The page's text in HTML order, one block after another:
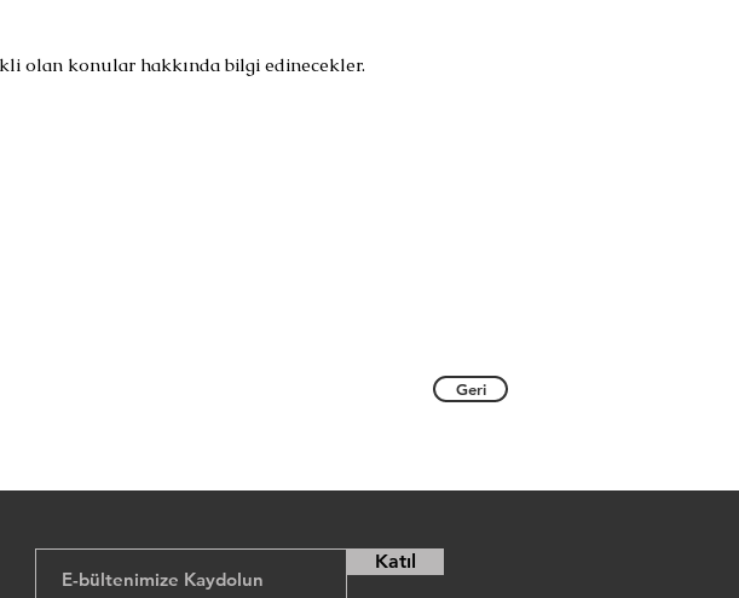
olan konular hakkında bilgi edinecekler.
Geri
Katıl